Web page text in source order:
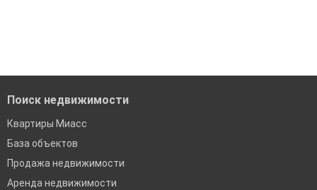
Поиск недвижимости
Квартиры Миасс
База объектов
Продажа недвижимости
Аренда недвижимости